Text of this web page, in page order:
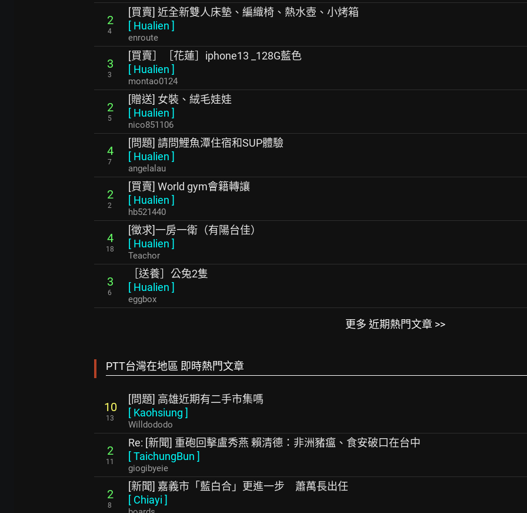
2
4
[買賣] 近全新雙人床墊、編織椅、熱水壺、小烤箱
[ Hualien ]
enroute
3
3
[買賣］［花蓮］iphone13 _128G藍色
[ Hualien ]
montao0124
2
5
[贈送] 女裝、絨毛娃娃
[ Hualien ]
nico851106
4
7
[問題] 請問鯉魚潭住宿和SUP體驗
[ Hualien ]
angelalau
2
2
[買賣] World gym會籍轉讓
[ Hualien ]
hb521440
4
18
[徵求]一房一衛（有陽台佳）
[ Hualien ]
Teachor
3
6
［送養］公兔2隻
[ Hualien ]
eggbox
更多 近期熱門文章 >>
PTT台灣在地區 即時熱門文章
10
13
[問題] 高雄近期有二手市集嗎
[ Kaohsiung ]
Willdododo
2
11
Re: [新聞] 重砲回擊盧秀燕 賴清德：非洲豬瘟、食安破口在台中
[TaichungBun ]
giogibyeie
2
8
[新聞] 嘉義市「藍白合」更進一步 蕭萬長出任
[ Chiayi ]